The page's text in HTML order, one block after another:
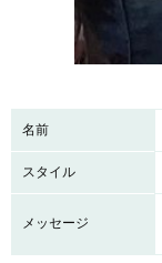
名前
スタイル
メッセージ